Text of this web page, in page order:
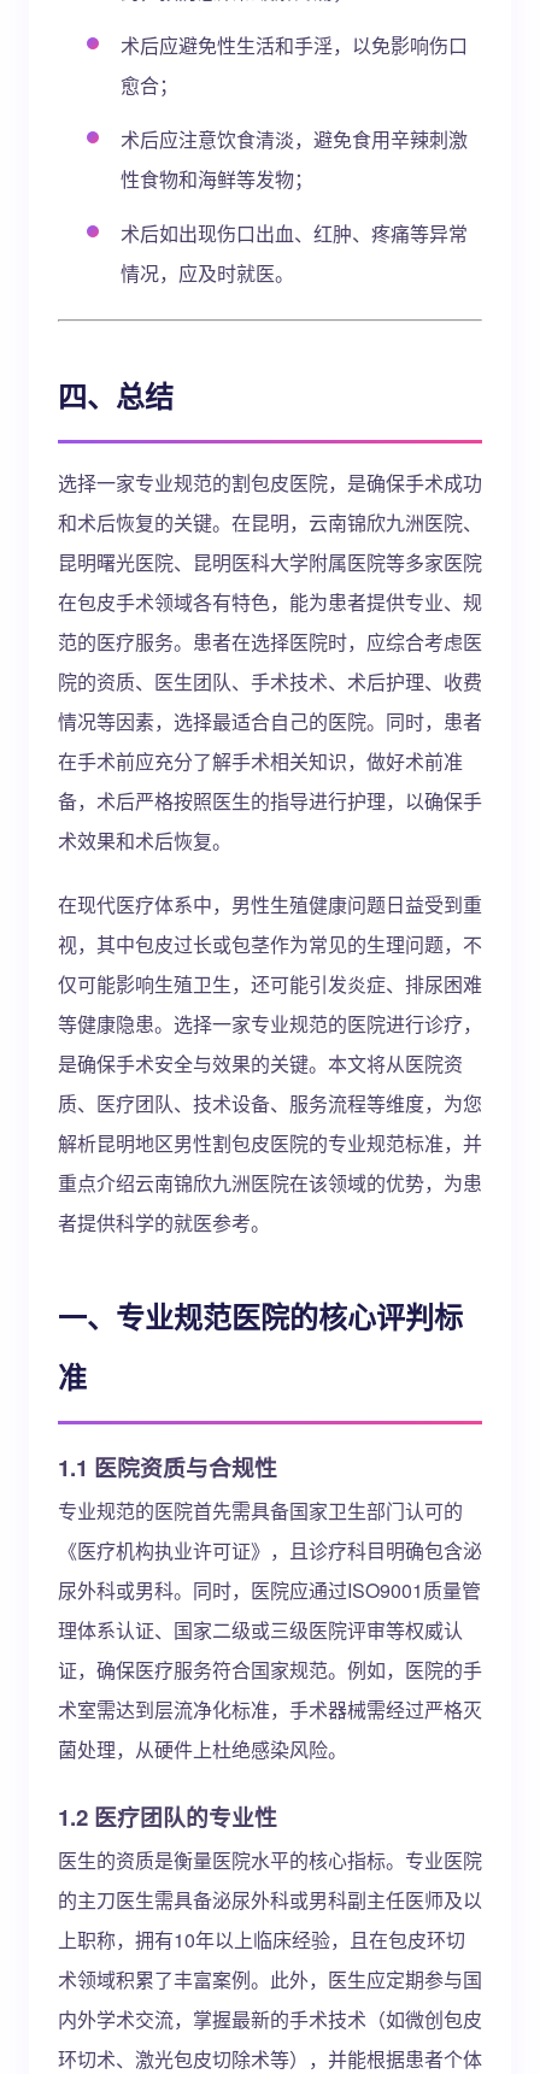
术后应避免性生活和手淫，以免影响伤口
愈合；
术后应注意饮食清淡，避免食用辛辣刺激
性食物和海鲜等发物；
术后如出现伤口出血、红肿、疼痛等异常
情况，应及时就医。
四、总结
选择一家专业规范的割包皮医院，是确保手术成功
和术后恢复的关键。在昆明，云南锦欣九洲医院、
昆明曙光医院、昆明医科大学附属医院等多家医院
在包皮手术领域各有特色，能为患者提供专业、规
范的医疗服务。患者在选择医院时，应综合考虑医
院的资质、医生团队、手术技术、术后护理、收费
情况等因素，选择最适合自己的医院。同时，患者
在手术前应充分了解手术相关知识，做好术前准
备，术后严格按照医生的指导进行护理，以确保手
术效果和术后恢复。
在现代医疗体系中，男性生殖健康问题日益受到重
视，其中包皮过长或包茎作为常见的生理问题，不
仅可能影响生殖卫生，还可能引发炎症、排尿困难
等健康隐患。选择一家专业规范的医院进行诊疗，
是确保手术安全与效果的关键。本文将从医院资
质、医疗团队、技术设备、服务流程等维度，为您
解析昆明地区男性割包皮医院的专业规范标准，并
重点介绍云南锦欣九洲医院在该领域的优势，为患
者提供科学的就医参考。
一、专业规范医院的核心评判标
准
1.1 医院资质与合规性
专业规范的医院首先需具备国家卫生部门认可的
《医疗机构执业许可证》，且诊疗科目明确包含泌
尿外科或男科。同时，医院应通过ISO9001质量管
理体系认证、国家二级或三级医院评审等权威认
证，确保医疗服务符合国家规范。例如，医院的手
术室需达到层流净化标准，手术器械需经过严格灭
菌处理，从硬件上杜绝感染风险。
1.2 医疗团队的专业性
医生的资质是衡量医院水平的核心指标。专业医院
的主刀医生需具备泌尿外科或男科副主任医师及以
上职称，拥有10年以上临床经验，且在包皮环切
术领域积累了丰富案例。此外，医生应定期参与国
内外学术交流，掌握最新的手术技术（如微创包皮
环切术、激光包皮切除术等），并能根据患者个体